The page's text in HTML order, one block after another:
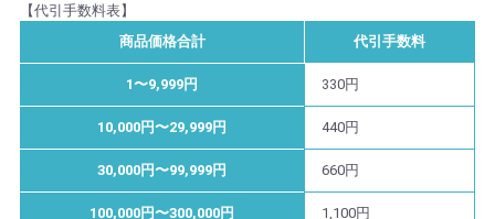
【代引手数料表】
商品価格合計
代引手数料
1〜9,999円 330円
10,000円〜29,999円 440円
30,000円〜99,999円 660円
100,000円〜300,000円 1,100円